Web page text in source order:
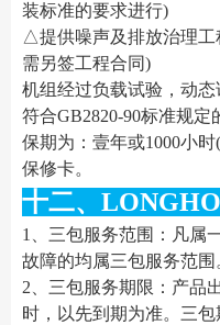
装标准的要求进行)
△提供噪声及排放治理工
需另签工程合同)
机组经过负载试验，动态
符合GB2820-90标准规
保期为：壹年或1000小
保修卡。
十二、
1、三包服务范围：凡属
故障的均属三包服务范围
2、三包服务期限：产品
时，以先到期为准。三